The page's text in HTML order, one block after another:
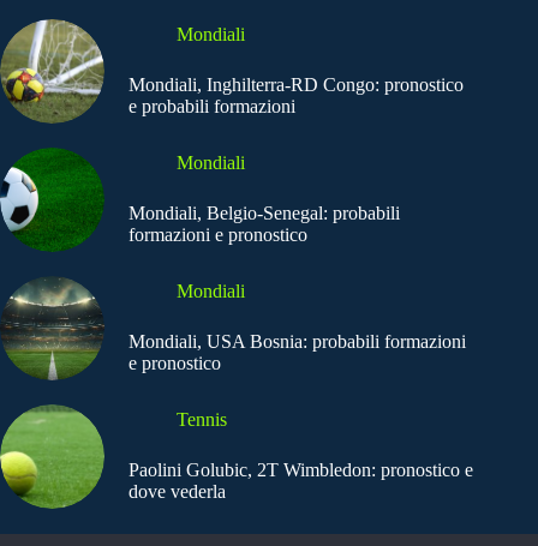
Mondiali
Mondiali, Inghilterra-RD Congo: pronostico
e probabili formazioni
Mondiali
Mondiali, Belgio-Senegal: probabili
formazioni e pronostico
Mondiali
Mondiali, USA Bosnia: probabili formazioni
e pronostico
Tennis
Paolini Golubic, 2T Wimbledon: pronostico e
dove vederla